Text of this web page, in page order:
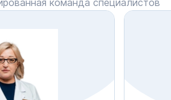
команда специалистов